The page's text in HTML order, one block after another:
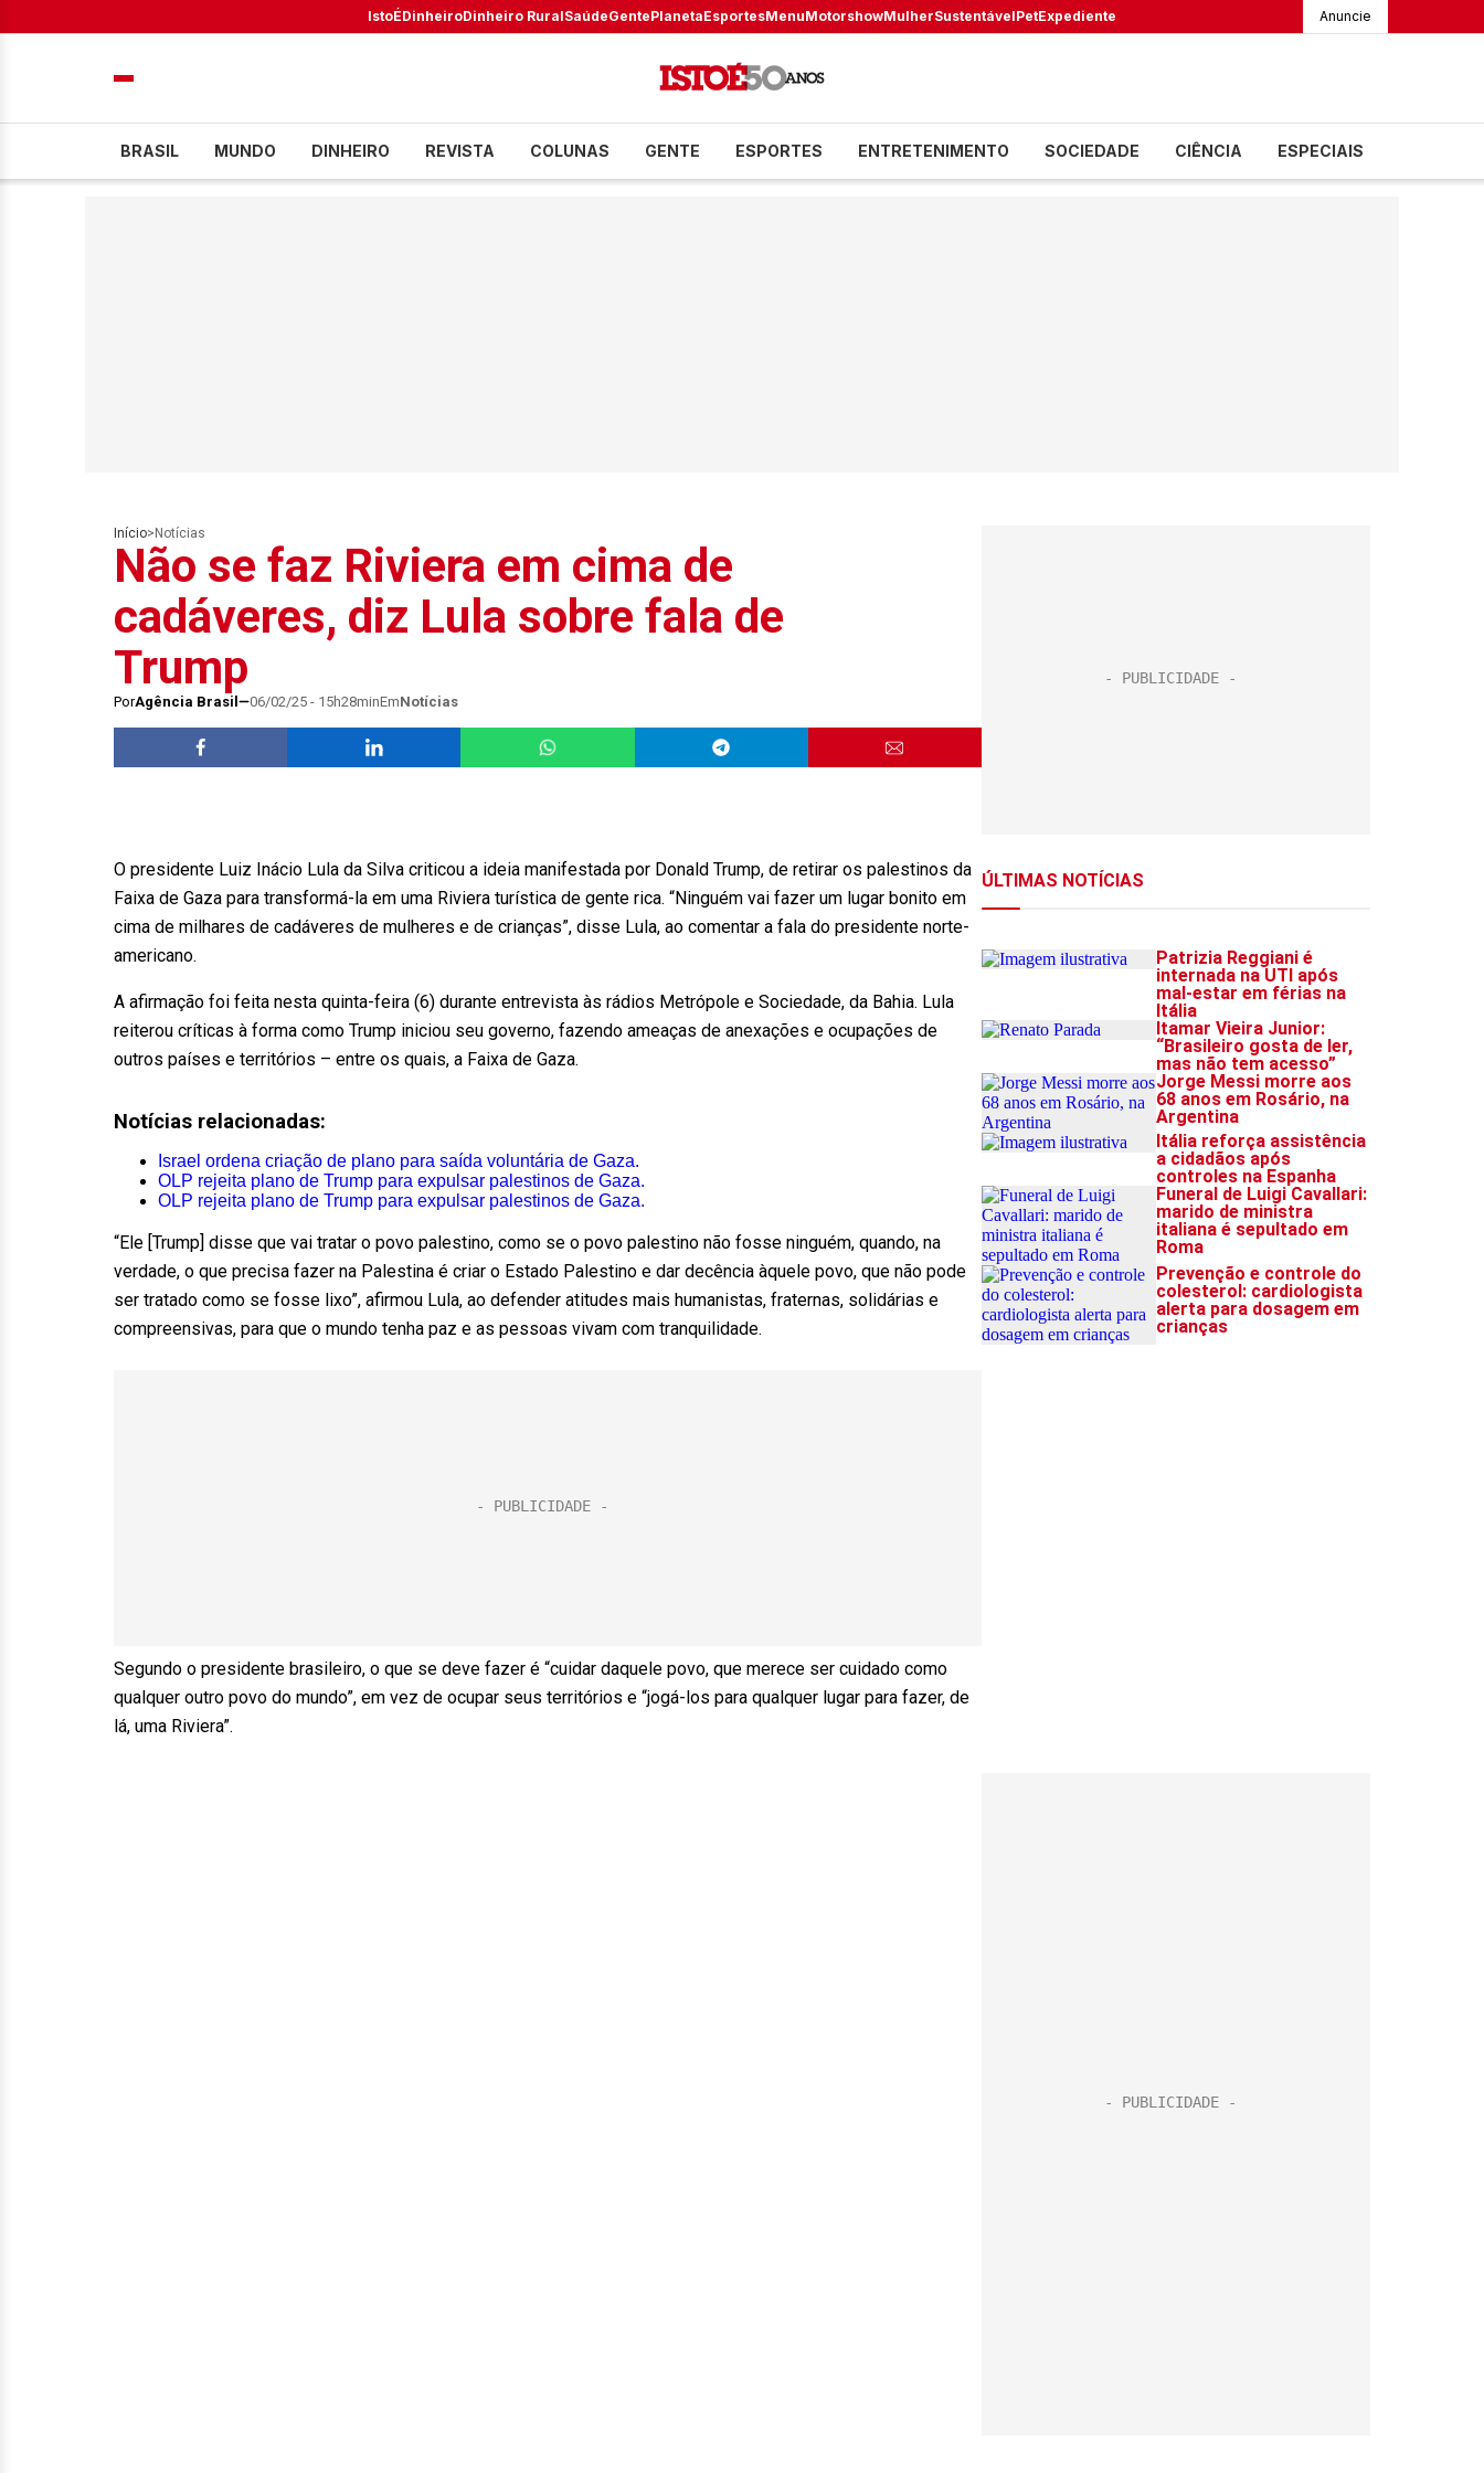
IstoÉDinheiroDinheiro RuralSaúdeGentePlanetaEsportesMenuMotorshowMulherSustentávelPetExpediente Anuncie
BRASIL MUNDO DINHEIRO REVISTA COLUNAS GENTE ESPORTES ENTRETENIMENTO SOCIEDADE CIÊNCIA ESPECIAIS
Início> Notícias
Não se faz Riviera em cima de
cadáveres, diz Lula sobre fala de
Trump
PorAgência Brasil 06/02/25 - 15h28minEmNotícias
O presidente Luiz Inácio Lula da Silva criticou a ideia manifestada por Donald Trump, de retirar os palestinos da
Faixa de Gaza para transformá-la em uma Riviera turística de gente rica. “Ninguém vai fazer um lugar bonito em
cima de milhares de cadáveres de mulheres e de crianças”, disse Lula, ao comentar a fala do presidente norte-
americano.
A afirmação foi feita nesta quinta-feira (6) durante entrevista às rádios Metrópole e Sociedade, da Bahia. Lula
reiterou críticas à forma como Trump iniciou seu governo, fazendo ameaças de anexações e ocupações de
outros países e territórios – entre os quais, a Faixa de Gaza.
Notícias relacionadas:
Israel ordena criação de plano para saída voluntária de Gaza.
OLP rejeita plano de Trump para expulsar palestinos de Gaza.
OLP rejeita plano de Trump para expulsar palestinos de Gaza.
“Ele [Trump] disse que vai tratar o povo palestino, como se o povo palestino não fosse ninguém, quando, na
verdade, o que precisa fazer na Palestina é criar o Estado Palestino e dar decência àquele povo, que não pode
ser tratado como se fosse lixo”, afirmou Lula, ao defender atitudes mais humanistas, fraternas, solidárias e
compreensivas, para que o mundo tenha paz e as pessoas vivam com tranquilidade.
Segundo o presidente brasileiro, o que se deve fazer é “cuidar daquele povo, que merece ser cuidado como
qualquer outro povo do mundo”, em vez de ocupar seus territórios e “jogá-los para qualquer lugar para fazer, de
lá, uma Riviera”.